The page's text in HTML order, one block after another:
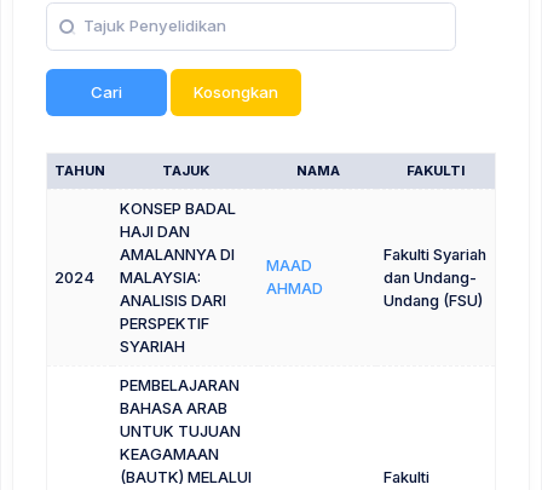
Cari Kosongkan
TAHUN TAJUK NAMA FAKULTI
2024
KONSEP BADAL
HAJI DAN
AMALANNYA DI
MALAYSIA:
ANALISIS DARI
PERSPEKTIF
SYARIAH
MAAD
AHMAD
Fakulti Syariah
dan Undang-
Undang (FSU)
PEMBELAJARAN
BAHASA ARAB
UNTUK TUJUAN
KEAGAMAAN
(BAUTK) MELALUI
Fakulti